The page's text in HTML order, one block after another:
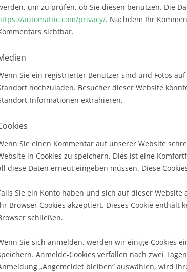
um zu prüfen, ob Sie diesen benutzen. Die
automattic.com/privacy/. Nachdem Ihr
sichtbar.
Sie ein registrierter Benutzer sind und Fotos
hochzuladen. Besucher dieser Website
Informationen extrahieren.
Sie einen Kommentar auf unserer Website
in Cookies zu speichern. Dies ist eine
diese Daten erneut eingeben müssen. Diese
Sie ein Konto haben und sich auf dieser
Browser Cookies akzeptiert. Dieses Cookie
schließen.
Sie sich anmelden, werden wir einige Cookies
Anmelde-Cookies verfallen nach zwei
„Angemeldet bleiben“ auswählen, wird